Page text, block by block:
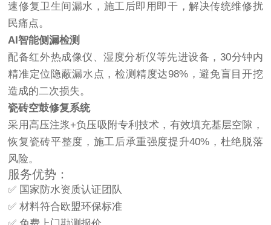
速修复卫生间漏水，施工后即用即干，解决传统维修扰
民痛点。
AI智能侧漏检测
配备红外热成像仪、湿度分析仪等先进设备，30分钟内
精准定位隐蔽漏水点，检测精度达98%，避免盲目开挖
造成的二次损失。
瓷砖空鼓修复系统
采用高压注浆+负压吸附专利技术，有效填充基层空隙，
恢复瓷砖平整度，施工后承重强度提升40%，杜绝脱落
风险。
服务优势：
✅ 国家防水资质认证团队
✅ 材料符合欧盟环保标准